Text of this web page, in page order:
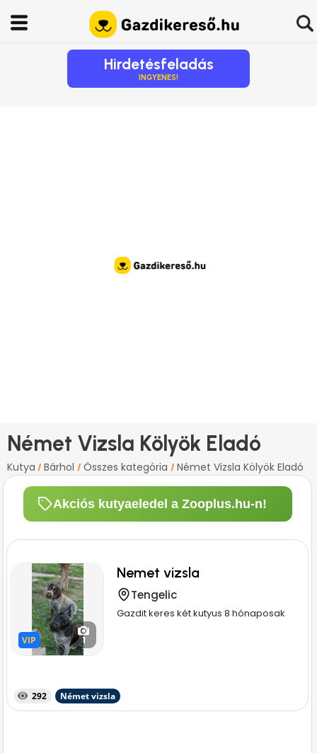
Hirdetésfeladás
INGYENES!
Német Vizsla Kölyök Eladó
Kutya / Bárhol / Összes kategória / Német Vizsla Kölyök Eladó
Akciós kutyaeledel a Zooplus.hu-n!
VIP
VIP 1
Nemet vizsla
Tengelic
Gazdit keres két kutyus 8 hónaposak
292 Német vizsla